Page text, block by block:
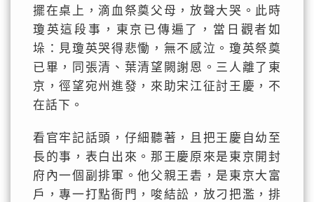
擺在桌上，滴血祭奠父母，放聲大哭。此時
瓊英這段事，東京已傳遍了，當日觀者如
垛：見瓊英哭得悲慟，無不感泣。瓊英祭奠
已畢，同張清、葉清望闕謝恩。三人離了東
京，徑望宛州進發，來助宋江征討王慶，不
在話下。
看官牢記話頭，仔細聽著，且把王慶自幼至
長的事，表白出來。那王慶原來是東京開封
府內一個副排軍。他父親王砉，是東京大富
戶，專一打點衙門，唆結訟，放刁把濫，排